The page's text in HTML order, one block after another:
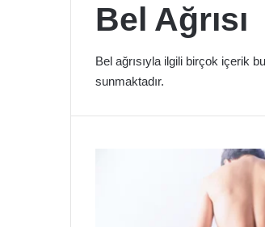
Bel Ağrısı
Bel ağrısıyla ilgili birçok içerik
sunmaktadır.